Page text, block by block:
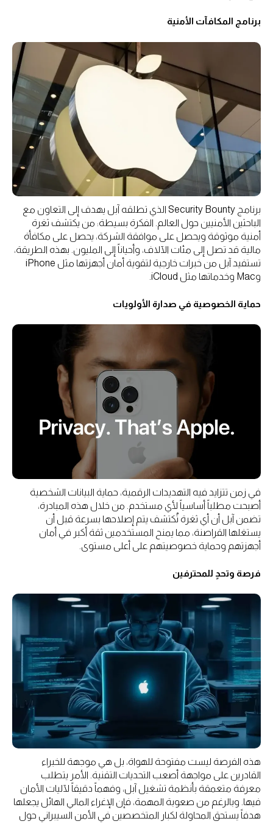
برنامج المكافآت الأمنية
برنامج Security Bounty الذي تطلقه آبل يهدف إلى التعاون مع
الباحثين الأمنيين حول العالم. الفكرة بسيطة: من يكتشف ثغرة
أمنية موثوقة ويحصل على موافقة الشركة، يحصل على مكافأة
مالية قد تصل إلى مئات الآلاف، وأحياناً إلى المليون. بهذه الطريقة،
تستفيد آبل من خبرات خارجية لتقوية أمان أجهزتها مثل iPhone
وMac وخدماتها مثل iCloud.
حماية الخصوصية في صدارة الأولويات
في زمن تتزايد فيه التهديدات الرقمية، حماية البيانات الشخصية
أصبحت مطلباً أساسياً لأي مستخدم. من خلال هذه المبادرة،
تضمن آبل أن أي ثغرة تُكتشف يتم إصلاحها بسرعة قبل أن
يستغلها القراصنة، مما يمنح المستخدمين ثقة أكبر في أمان
أجهزتهم وحماية خصوصيتهم على أعلى مستوى.
فرصة وتحدٍ للمحترفين
هذه الفرصة ليست مفتوحة للهواة، بل هي موجهة للخبراء
القادرين على مواجهة أصعب التحديات التقنية. الأمر يتطلب
معرفة متعمقة بأنظمة تشغيل آبل، وفهماً دقيقاً لآليات الأمان
فيها. وبالرغم من صعوبة المهمة، فإن الإغراء المالي الهائل يجعلها
هدفاً يستحق المحاولة لكبار المتخصصين في الأمن السيبراني حول